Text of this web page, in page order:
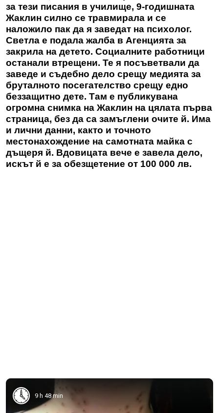
за тези писания в училище, 9-годишната
Жаклин силно се травмирала и се
наложило пак да я заведат на психолог.
Светла е подала жалба в Агенцията за
закрила на детето. Социалните работници
останали втрещени. Те я посъветвали да
заведе и съдебно дело срещу медията за
бруталното посегателство срещу едно
беззащитно дете. Там е публикувана
огромна снимка на Жаклин на цялата първа
страница, без да са замъглени очите й. Има
и лични данни, както и точното
местонахождение на самотната майка с
дъщеря й. Вдовицата вече е завела дело,
искът й е за обезщетение от 100 000 лв.
9 h 48 min